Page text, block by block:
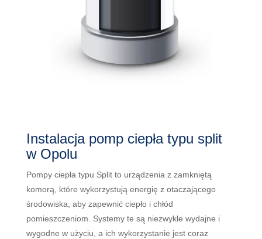
Instalacja pomp ciepła typu split
w Opolu
Pompyciepłatypu Splittourządzeniazzamkniętą
komorą, które wykorzystująenergię zotaczającego
środowiska, abyzapewnićciepłoichłód
pomieszczeniom. Systemyte sąniezwykle wydajne i
wygodne wużyciu, a ich wykorzystanie jestcoraz